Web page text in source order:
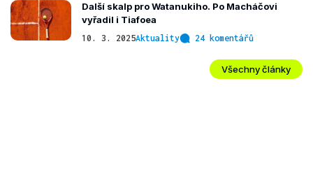
Další skalp pro Watanukiho. Po Macháčovi
vyřadil i Tiafoea
10. 3. 2025Aktuality 24 komentářů
Všechny články